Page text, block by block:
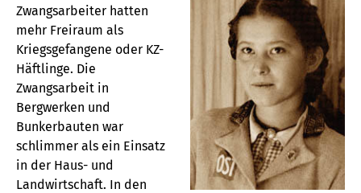
Zwangsarbeiter hatten
mehr Freiraum als
Kriegsgefangene oder KZ-
Häftlinge. Die
Zwangsarbeit in
Bergwerken und
Bunkerbauten war
schlimmer als ein Einsatz
in der Haus- und
Landwirtschaft. In den